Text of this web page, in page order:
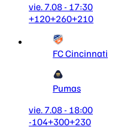
vie. 7.08 - 17:30
+120+260+210
FC Cincinnati
Pumas
vie. 7.08 - 18:00
-104+300+230